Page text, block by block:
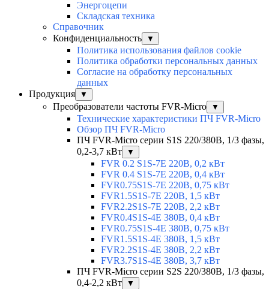
Энергоцепи
Складская техника
Справочник
Конфиденциальность
▼
Политика использования файлов cookie
Политика обработки персональных данных
Согласие на обработку персональных
данных
Продукция
▼
Преобразователи частоты FVR-Micro ▼
Технические характеристики ПЧ FVR-Micro
Обзор ПЧ FVR-Micro
ПЧ FVR-Micro серии S1S 220/380В, 1/3 фазы,
0,2-3,7 кВт
▼
FVR 0.2 S1S-7E 220В, 0,2 кВт
FVR 0.4 S1S-7E 220В, 0,4 кВт
FVR0.75S1S-7E 220В, 0,75 кВт
FVR1.5S1S-7E 220В, 1,5 кВт
FVR2.2S1S-7E 220В, 2,2 кВт
FVR0.4S1S-4E 380В, 0,4 кВт
FVR0.75S1S-4E 380В, 0,75 кВт
FVR1.5S1S-4E 380В, 1,5 кВт
FVR2.2S1S-4E 380В, 2,2 кВт
FVR3.7S1S-4E 380В, 3,7 кВт
ПЧ FVR-Micro серии S2S 220/380В, 1/3 фазы,
0,4-2,2 кВт
▼